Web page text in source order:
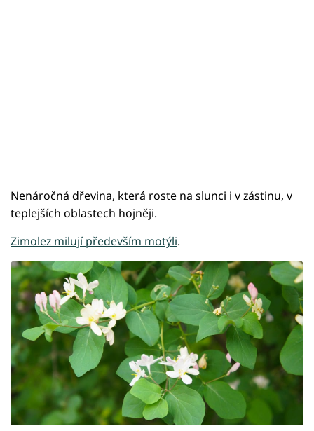
Nenáročná dřevina, která roste na slunci i v zástinu, v
teplejších oblastech hojněji.
Zimolez milují především motýli.